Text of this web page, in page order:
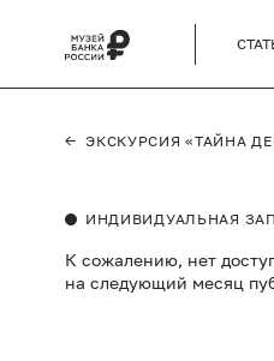
←ЭКСКУРСИЯ «ТАЙНА
ИНДИВИДУАЛЬНАЯ
К сожалению, нет
на следующий месяц